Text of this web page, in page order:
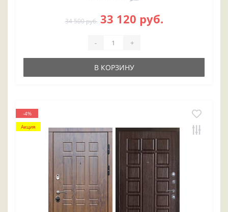
34 500 руб. 33 120 руб.
- +
В КОРЗИНУ
-4%
Акция